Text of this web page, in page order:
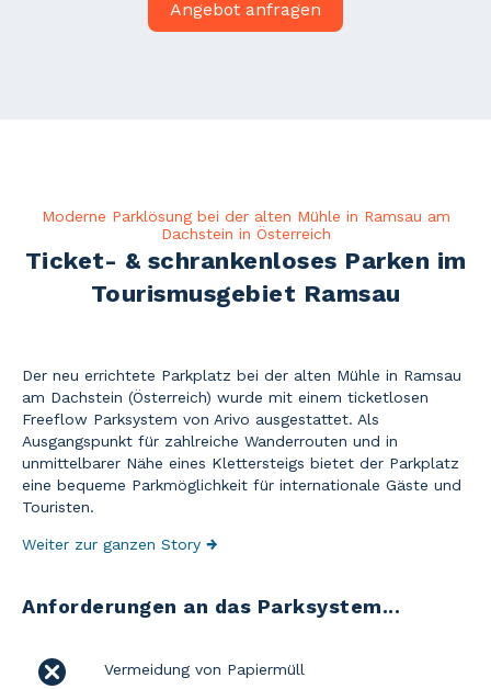
Angebot anfragen
Moderne Parklösung bei der alten Mühle in Ramsau am
Dachstein in Österreich
Ticket- & schrankenloses Parken im
Tourismusgebiet Ramsau
Der neu errichtete Parkplatz bei der alten Mühle in Ramsau
am Dachstein (Österreich) wurde mit einem ticketlosen
Freeflow Parksystem von Arivo ausgestattet. Als
Ausgangspunkt für zahlreiche Wanderrouten und in
unmittelbarer Nähe eines Klettersteigs bietet der Parkplatz
eine bequeme Parkmöglichkeit für internationale Gäste und
Touristen.
Weiter zur ganzen Story →
Anforderungen an das Parksystem...
Vermeidung von Papiermüll